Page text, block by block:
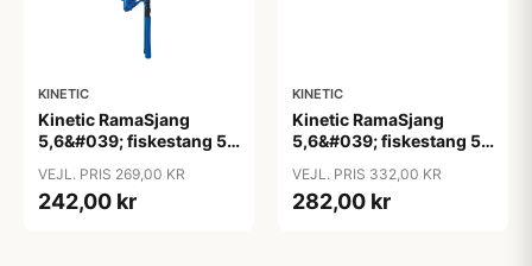
KINETIC
Kinetic RamaSjang
5,6&#039; fiskestang 5-
VEJL. PRIS 269,00 KR
242,00 kr
KINETIC
Kinetic RamaSjang
5,6&#039; fiskestang 5-
VEJL. PRIS 332,00 KR
282,00 kr